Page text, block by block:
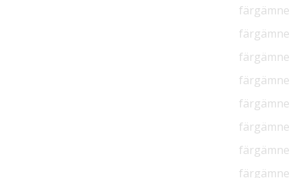
färgämne
färgämne
färgämne
färgämne
färgämne
färgämne
färgämne
färgämne